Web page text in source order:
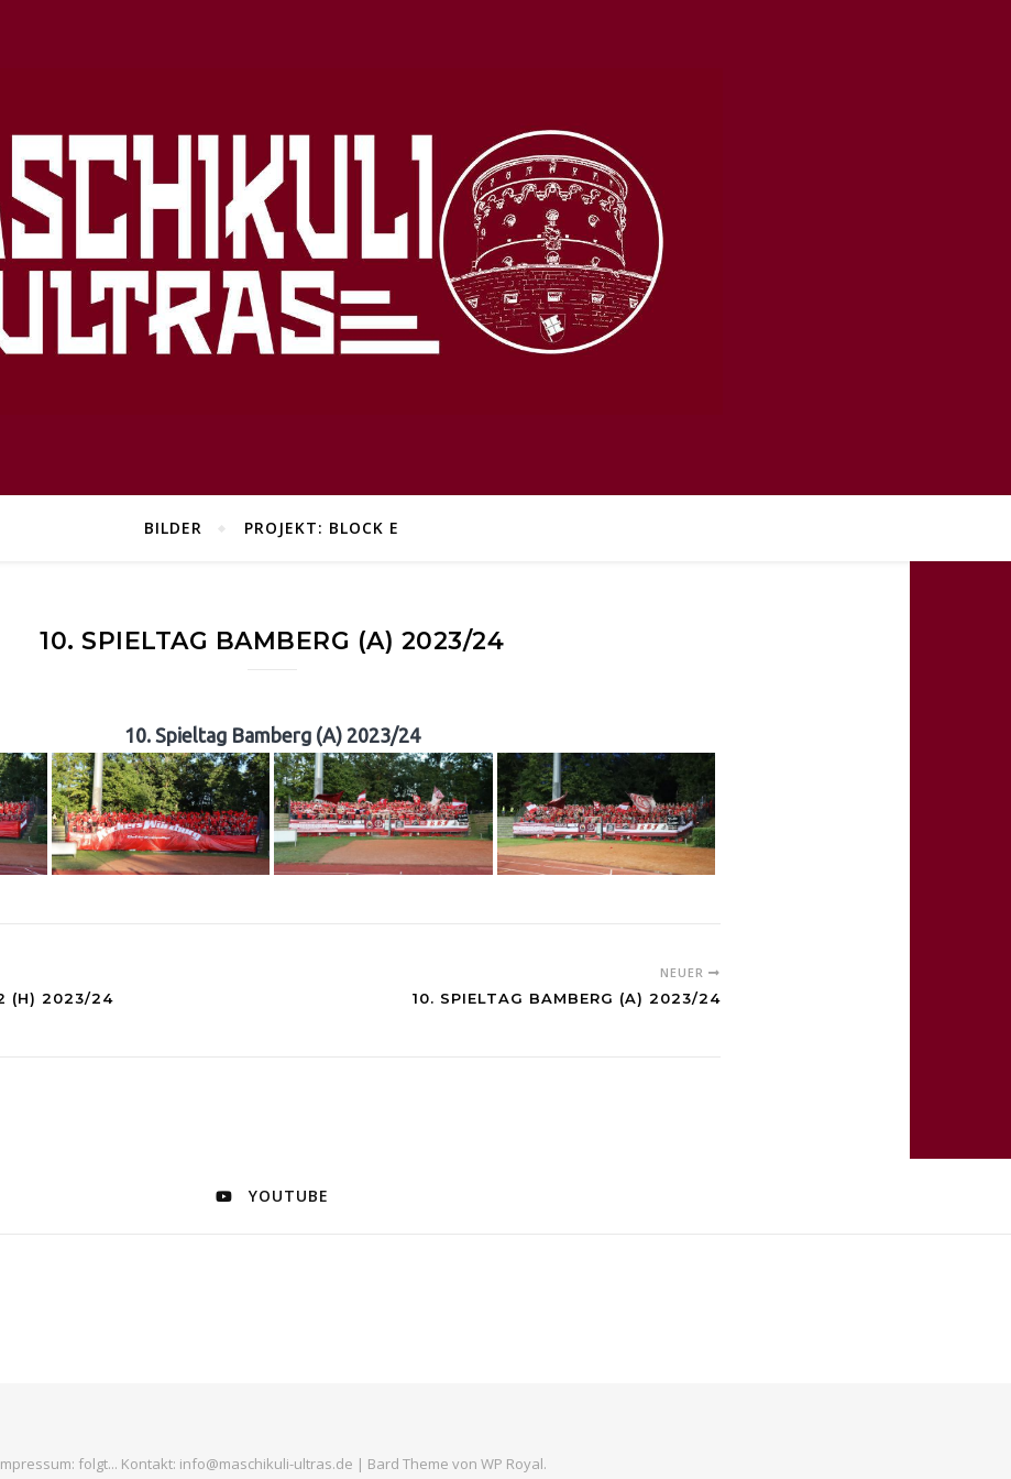
BILDER PROJEKT: BLOCK E
10. SPIELTAG BAMBERG (A) 2023/24
10. Spieltag Bamberg (A) 2023/24
(H) 2023/24
NEUER
10. SPIELTAG BAMBERG (A) 2023/24
YOUTUBE
folgt... Kontakt: info@maschikuli-ultras.de | Bard Theme von WP Royal.